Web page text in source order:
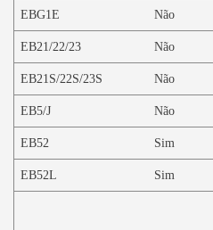
EBG1E Não
EB21/22/23 Não
EB21S/22S/23S Não
EB5/J Não
EB52 Sim
EB52L Sim